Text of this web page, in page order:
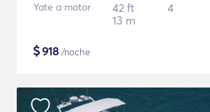
Yate a motor
42 ft
13 m
4
$918 /noche